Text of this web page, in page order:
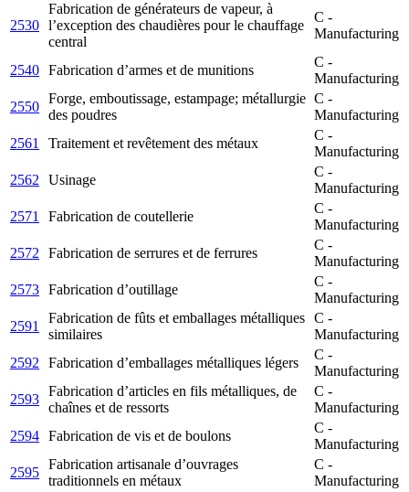
2530
Fabrication de générateurs de vapeur, à
l’exception des chaudières pour le chauffage
central
C -
Manufacturing
2540 Fabrication d’armes et de munitions
C -
Manufacturing
2550
Forge, emboutissage, estampage; métallurgie
des poudres
C -
Manufacturing
2561
Traitement et revêtement des métaux
C -
Manufacturing
2562
Usinage
C -
Manufacturing
2571
Fabrication de coutellerie
C -
Manufacturing
2572
Fabrication de serrures et de ferrures
C -
Manufacturing
2573 Fabrication d’outillage
C -
Manufacturing
2591
Fabrication de fûts et emballages métalliques
similaires
C -
Manufacturing
2592
Fabrication d’emballages métalliques légers
C -
Manufacturing
2593
Fabrication d’articles en fils métalliques, de
chaînes et de ressorts
C -
Manufacturing
2594 Fabrication de vis et de boulons
C -
Manufacturing
2595
Fabrication artisanale d’ouvrages
traditionnels en métaux
C -
Manufacturing